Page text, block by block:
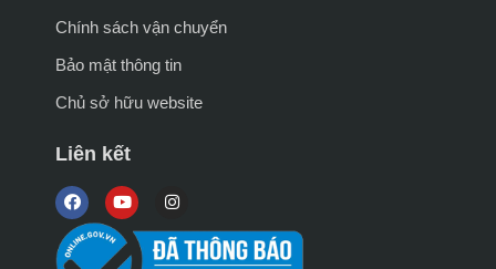
Chính sách vận chuyển
Bảo mật thông tin
Chủ sở hữu website
Liên kết